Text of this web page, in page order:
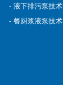
- 液下排污泵技术
- 餐厨浆液泵技术